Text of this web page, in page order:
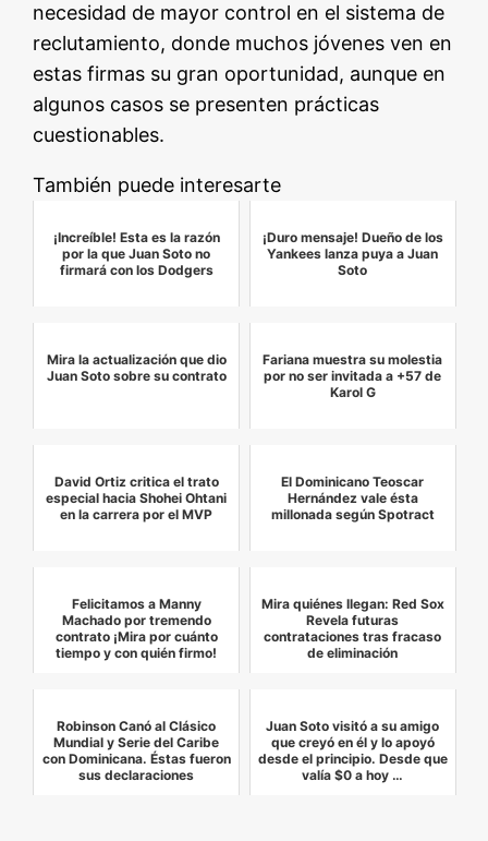
necesidad de mayor control en el sistema de
reclutamiento, donde muchos jóvenes ven en
estas firmas su gran oportunidad, aunque en
algunos casos se presenten prácticas
cuestionables.
También puede interesarte
¡Increíble! Esta es la razón
por la que Juan Soto no
firmará con los Dodgers
¡Duro mensaje! Dueño de los
Yankees lanza puya a Juan
Soto
Mira la actualización que dio
Juan Soto sobre su contrato
Fariana muestra su molestia
por no ser invitada a +57 de
Karol G
David Ortiz critica el trato
especial hacia Shohei Ohtani
en la carrera por el MVP
El Dominicano Teoscar
Hernández vale ésta
millonada según Spotract
Felicitamos a Manny
Machado por tremendo
contrato ¡Mira por cuánto
tiempo y con quién firmo!
Mira quiénes llegan: Red Sox
Revela futuras
contrataciones tras fracaso
de eliminación
Robinson Canó al Clásico
Mundial y Serie del Caribe
con Dominicana. Éstas fueron
sus declaraciones
Juan Soto visitó a su amigo
que creyó en él y lo apoyó
desde el principio. Desde que
valía $0 a hoy …